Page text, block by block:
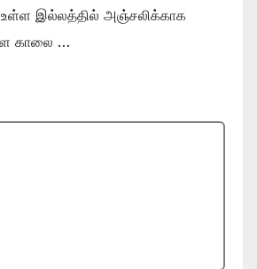
உள்ள இல்லத்தில் அஞ்சலிக்காக
காலை …